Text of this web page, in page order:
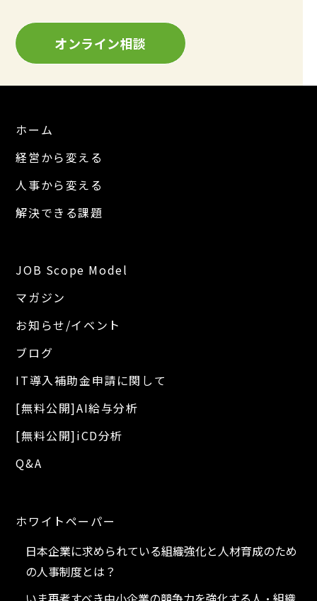
オンライン相談
ホーム
経営から変える
人事から変える
解決できる課題
JOB Scope Model
マガジン
お知らせ/イベント
ブログ
IT導入補助金申請に関して
[無料公開]AI給与分析
[無料公開]iCD分析
Q&A
ホワイトペーパー
日本企業に求められている組織強化と人材育成のため
の人事制度とは？